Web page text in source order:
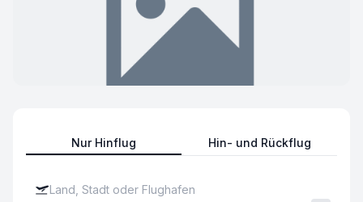
Nur Hinflug Hin- und Rückflug